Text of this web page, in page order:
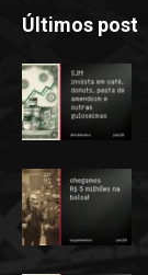
Últimos post